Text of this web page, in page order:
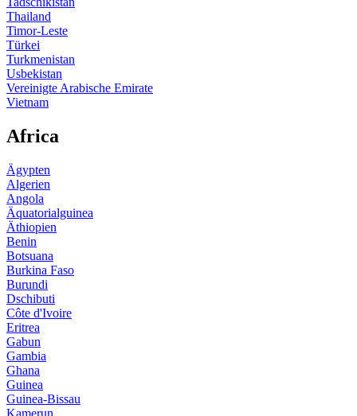
Thailand
Timor-Leste
Türkei
Turkmenistan
Usbekistan
Vereinigte Arabische Emirate
Vietnam
Africa
Ägypten
Algerien
Angola
Äquatorialguinea
Äthiopien
Benin
Botsuana
Burkina Faso
Burundi
Dschibuti
Côte d'Ivoire
Eritrea
Gabun
Gambia
Ghana
Guinea
Guinea-Bissau
Kamerun